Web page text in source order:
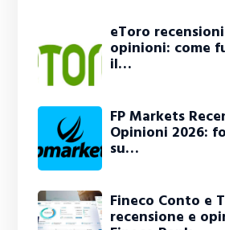
eToro
opinioni: come
il…
FP Markets
Opinioni 2026:
su…
Fineco Conto e
recensione e